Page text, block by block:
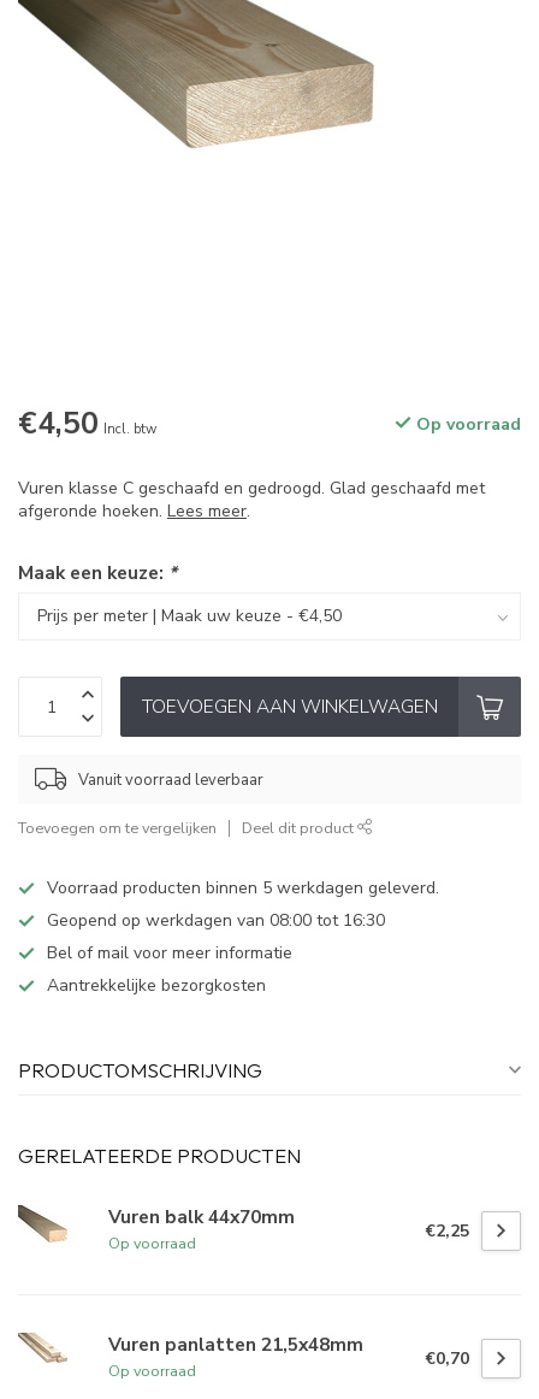
€4,50 Incl. btw Op voorraad
Vuren klasse C geschaafd en gedroogd. Glad geschaafd met
afgeronde hoeken. Lees meer.
Maak een keuze: *
TOEVOEGEN AAN WINKELWAGEN
Vanuit voorraad leverbaar
Toevoegen om te vergelijken Deel dit product
Voorraad producten binnen 5 werkdagen geleverd.
Geopend op werkdagen van 08:00 tot 16:30
Bel of mail voor meer informatie
Aantrekkelijke bezorgkosten
PRODUCTOMSCHRIJVING
GERELATEERDE PRODUCTEN
Vuren balk 44x70mm
Op voorraad
€2,25
Vuren panlatten 21,5x48mm
Op voorraad
€0,70